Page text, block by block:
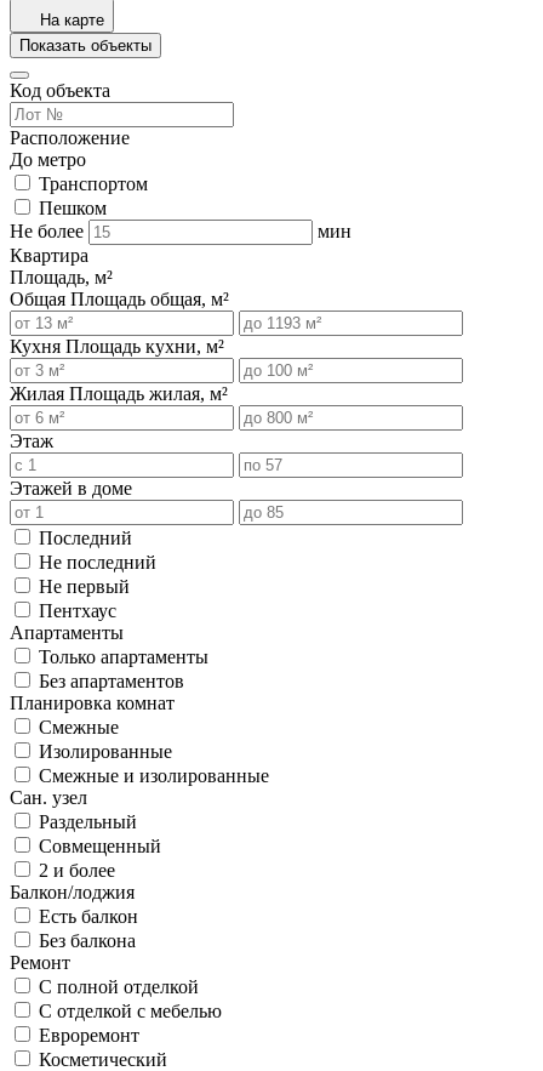
На карте
Показать объекты
Код объекта
Расположение
До метро
Транспортом
Пешком
Не более
мин
Квартира
Площадь, м²
Общая Площадь общая, м²
Кухня Площадь кухни, м²
Жилая Площадь жилая, м²
Этаж
Этажей в доме
Последний
Не последний
Не первый
Пентхаус
Апартаменты
Только апартаменты
Без апартаментов
Планировка комнат
Смежные
Изолированные
Смежные и изолированные
Сан. узел
Раздельный
Совмещенный
2 и более
Балкон/лоджия
Есть балкон
Без балкона
Ремонт
С полной отделкой
С отделкой с мебелью
Евроремонт
Косметический